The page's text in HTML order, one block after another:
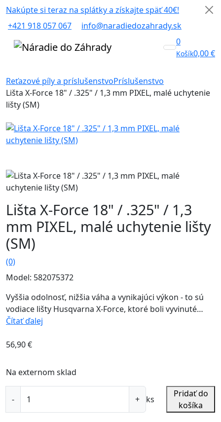
Nakúpte si teraz na splátky a získajte späť 40€!
+421 918 057 067
info@naradiedozahrady.sk
0
Košík0,00€
Reťazové píly a príslušenstvoPríslušenstvo
Lišta X-Force 18" / .325" / 1,3 mm PIXEL, malé uchytenie
lišty (SM)
Lišta X-Force 18" / .325" / 1,3
mm PIXEL, malé uchytenie lišty
(SM)
(0)
Model: 582075372
Vyššia odolnosť, nižšia váha a vynikajúci výkon - to sú
vodiace lišty Husqvarna X-Force, ktoré boli vyvinuté
spoločne s reťazami X-Cut pre dosiahnutie čo
Čítať ďalej
56,90€
Na externom sklad
Lišta
X-
ks
Pridať do
košíka